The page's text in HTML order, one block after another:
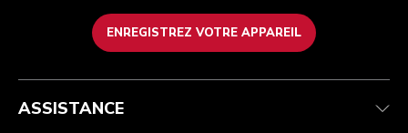
ENREGISTREZ VOTRE APPAREIL
Health Check
Suivez votre commande
Garantie et documents
Conditions générales de vente
Retours et remboursements
Imprint
La marque
Trouver une boutique
ASSISTANCE